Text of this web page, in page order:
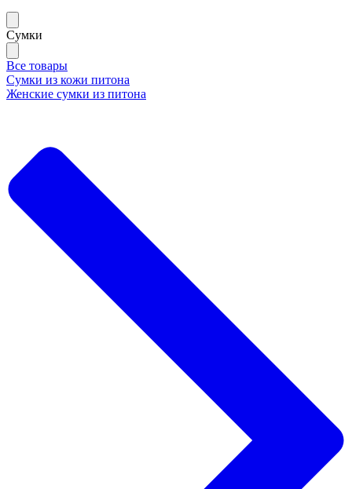
Сумки
Все товары
Сумки из кожи питона
Женские сумки из питона